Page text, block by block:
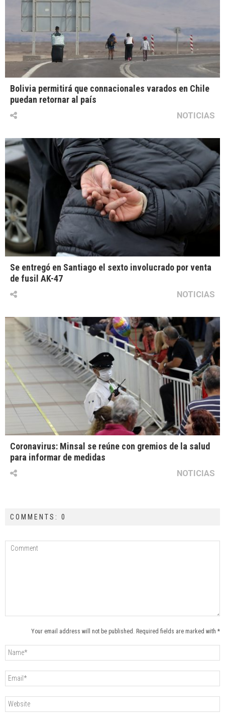
Bolivia permitirá que connacionales varados en Chile
puedan retornar al país
NOTICIAS
Se entregó en Santiago el sexto involucrado por venta
de fusil AK-47
NOTICIAS
Coronavirus: Minsal se reúne con gremios de la salud
para informar de medidas
NOTICIAS
COMMENTS: 0
Your email address will not be published. Required fields are marked with *